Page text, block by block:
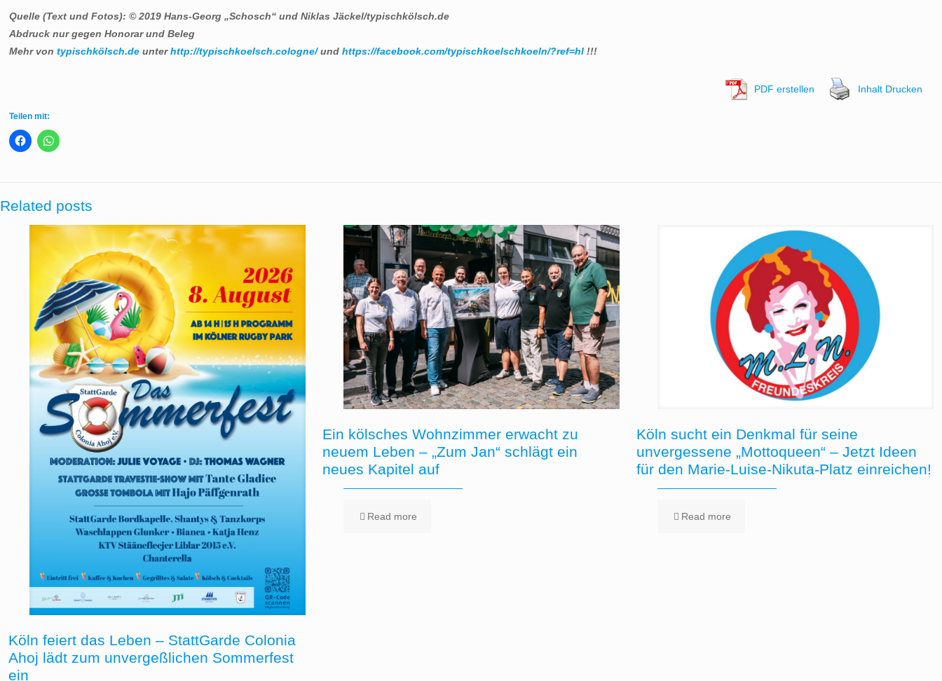
Quelle (Text und Fotos): © 2019 Hans-Georg „Schosch“ und Niklas Jäckel/typischkölsch.de
Abdruck nur gegen Honorar und Beleg
Mehr vontypischkölsch.de unterhttp://typischkoelsch.cologne/undhttps://facebook.com/typischkoelschkoeln/?ref=hl !!!
PDF erstellen Inhalt Drucken
Teilen mit:
Related posts
Köln feiert das Leben – StattGarde Colonia
Ahoj lädt zum unvergeßlichen Sommerfest
ein
Ein kölsches Wohnzimmer erwacht zu
neuem Leben – „Zum Jan“ schlägt ein
neues Kapitel auf
Read more
Köln sucht ein Denkmal für seine
unvergessene „Mottoqueen“ – Jetzt Ideen
für den Marie-Luise-Nikuta-Platz einreichen!
Read more